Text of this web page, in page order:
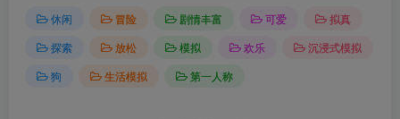
休闲 冒险 剧情丰富 可爱
拟真
探索
放松 模拟 欢乐
沉浸式模拟
狗
生活模拟 第一人称